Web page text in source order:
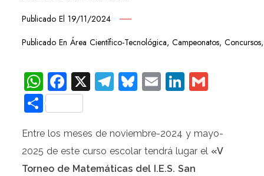
Publicado El19/11/2024
Publicado EnÁrea Científico-Tecnológica,Campeonatos,Concursos
WhatsApp
Facebook
X Telegram
Bluesky
EmailLinkedIn
Compartir
Entre los meses de noviembre-2024 y mayo-
2025 de este curso escolar tendrá lugar el «V
Torneo de Matemáticas del I.E.S. San